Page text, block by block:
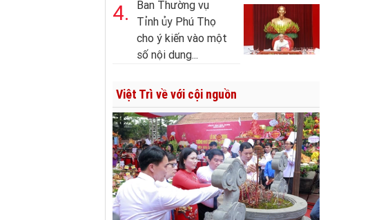
4.
Ban Thường vụ
Tỉnh ủy Phú Thọ
cho ý kiến vào một
số nội dung...
Việt Trì về với cội nguồn